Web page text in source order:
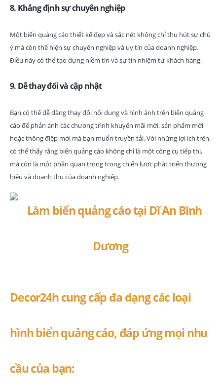
8. Khẳng định sự chuyên nghiệp
Một biển quảng cáo thiết kế đẹp và sắc nét không chỉ thu hút sự chú
ý mà còn thể hiện sự chuyên nghiệp và uy tín của doanh nghiệp.
Điều này có thể tạo dựng niềm tin và sự tín nhiệm từ khách hàng.
9. Dễ thay đổi và cập nhật
Bạn có thể dễ dàng thay đổi nội dung và hình ảnh trên biển quảng
cáo để phản ánh các chương trình khuyến mãi mới, sản phẩm mới
hoặc thông điệp mới mà bạn muốn truyền tải. Với những lợi ích trên,
có thể thấy rằng biển quảng cáo không chỉ là một công cụ tiếp thị,
mà còn là một phần quan trọng trong chiến lược phát triển thương
hiệu và doanh thu của doanh nghiệp.
Decor24h cung cấp đa dạng các loại
hình biển quảng cáo, đáp ứng mọi nhu
cầu của bạn: